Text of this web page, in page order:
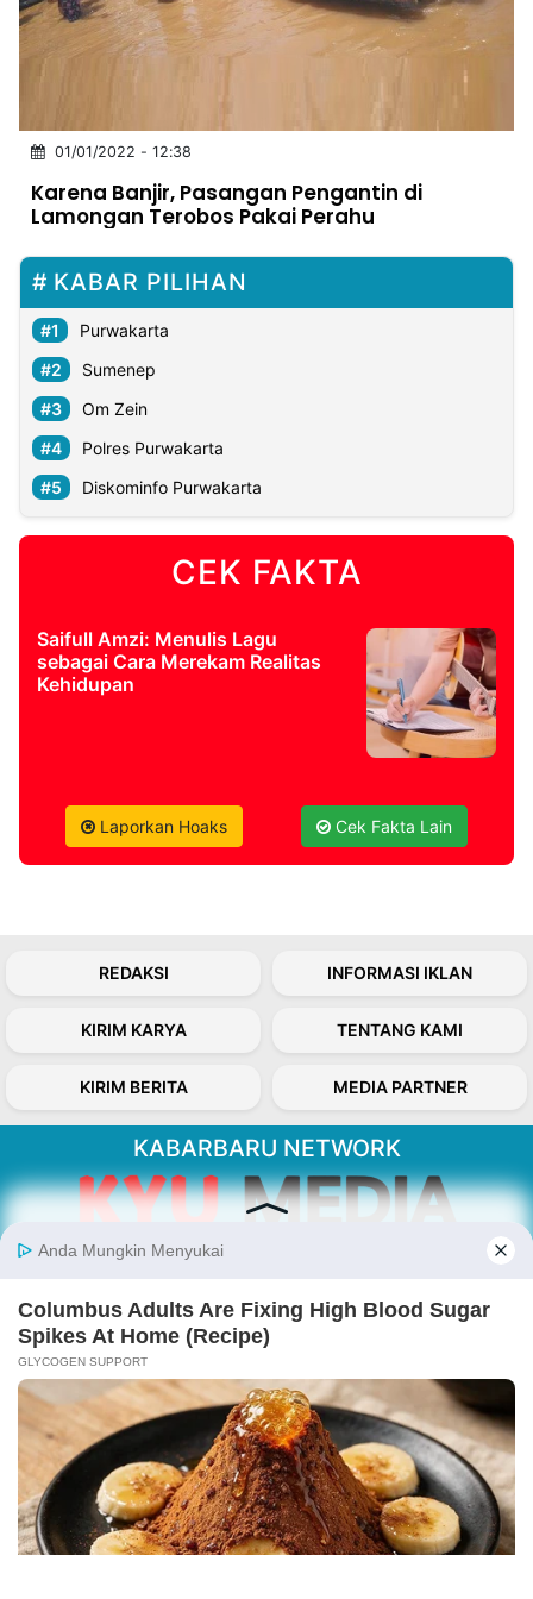
INDONESIA
NTB
Time
IDN
Jogja
Rakyat
News
Notice
Baru
Follow
Kabarbaru
2026
01/01/2022 - 12:38
Karena Banjir, Pasangan Pengantin di
Lamongan Terobos Pakai Perahu
KABAR PILIHAN
Purwakarta
Sumenep
Om Zein
Polres Purwakarta
Diskominfo Purwakarta
CEK FAKTA
Saifull Amzi: Menulis Lagu
sebagai Cara Merekam Realitas
Kehidupan
Laporkan Hoaks Cek Fakta Lain
REDAKSI INFORMASI IKLAN
KIRIM KARYA TENTANG KAMI
KIRIM BERITA MEDIA PARTNER
KABARBARU NETWORK
Kabarbaru.co menyajikan berita aktual dan
inspiratif dari sudut pandang berbaik sangka
serta terverifikasi dari sumber yang tepat.
Follow Kabarbaru